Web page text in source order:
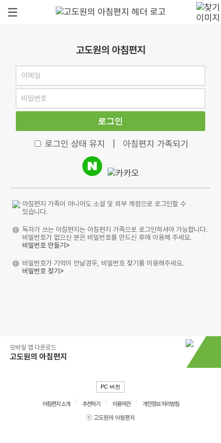
고도원의 아침편지
로그인
로그인 상태 유지 아침편지 가족되기
아침편지 가족이 아니어도 소셜 및 외부 계정으로 로그인할 수
있습니다.
독자가 쓰는 아침편지는 아침편지 가족으로 로그인하셔야 가능합니다.
비밀번호가 없으신 분은 비밀번호를 만드신 후에 이용해 주세요.
비밀번호 만들기>
비밀번호가 기억이 안날경우, 비밀번호 찾기를 이용해주세요.
비밀번호 찾기>
모바일 앱 다운로드
고도원의 아침편지
PC 버전
아침편지 소개 추천하기 이용약관
개인정보 처리방침
ⓒ 고도원의 아침편지